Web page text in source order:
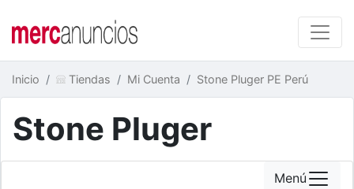
Inicio Tiendas Mi Cuenta Stone Pluger PE Perú
Stone Pluger
Menú